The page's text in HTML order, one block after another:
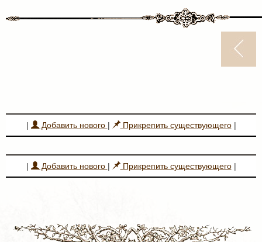
| Добавить нового | Прикрепить существующего|
| Добавить нового | Прикрепить существующего|